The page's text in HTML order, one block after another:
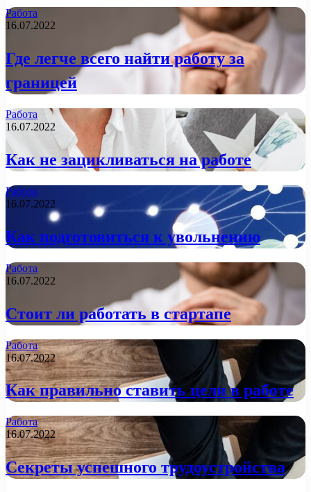
Работа
16.07.2022
Где легче всего найти работу за
границей
Работа
16.07.2022
Как не зацикливаться на работе
Работа
16.07.2022
Как подготовиться к увольнению
Работа
16.07.2022
Стоит ли работать в стартапе
Работа
16.07.2022
Как правильно ставить цели в работе
Работа
16.07.2022
Секреты успешного трудоустройства